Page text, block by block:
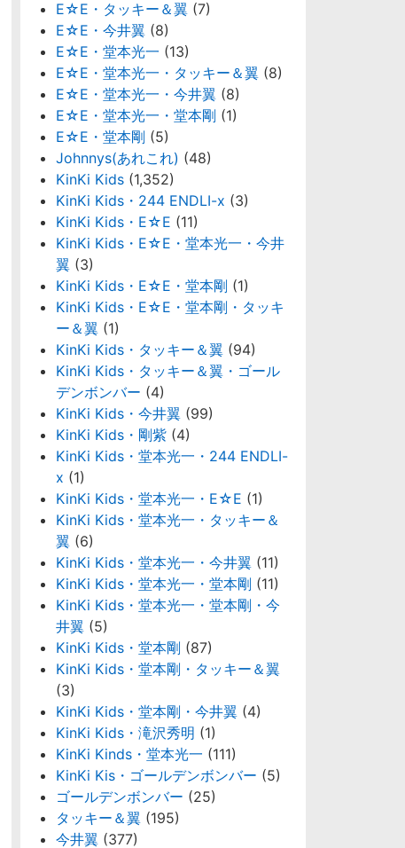
E☆E・タッキー＆翼 (7)
E☆E・今井翼 (8)
E☆E・堂本光一 (13)
E☆E・堂本光一・タッキー＆翼 (8)
E☆E・堂本光一・今井翼 (8)
E☆E・堂本光一・堂本剛 (1)
E☆E・堂本剛 (5)
Johnnys(あれこれ) (48)
KinKi Kids (1,352)
KinKi Kids・244 ENDLI-x (3)
KinKi Kids・E☆E (11)
KinKi Kids・E☆E・堂本光一・今井
翼 (3)
KinKi Kids・E☆E・堂本剛 (1)
KinKi Kids・E☆E・堂本剛・タッキ
ー＆翼 (1)
KinKi Kids・タッキー＆翼 (94)
KinKi Kids・タッキー＆翼・ゴール
デンボンバー (4)
KinKi Kids・今井翼 (99)
KinKi Kids・剛紫 (4)
KinKi Kids・堂本光一・244 ENDLI-
x (1)
KinKi Kids・堂本光一・E☆E (1)
KinKi Kids・堂本光一・タッキー＆
翼 (6)
KinKi Kids・堂本光一・今井翼 (11)
KinKi Kids・堂本光一・堂本剛 (11)
KinKi Kids・堂本光一・堂本剛・今
井翼 (5)
KinKi Kids・堂本剛 (87)
KinKi Kids・堂本剛・タッキー＆翼
(3)
KinKi Kids・堂本剛・今井翼 (4)
KinKi Kids・滝沢秀明 (1)
KinKi Kinds・堂本光一 (111)
KinKi Kis・ゴールデンボンバー (5)
ゴールデンボンバー (25)
タッキー＆翼 (195)
今井翼 (377)